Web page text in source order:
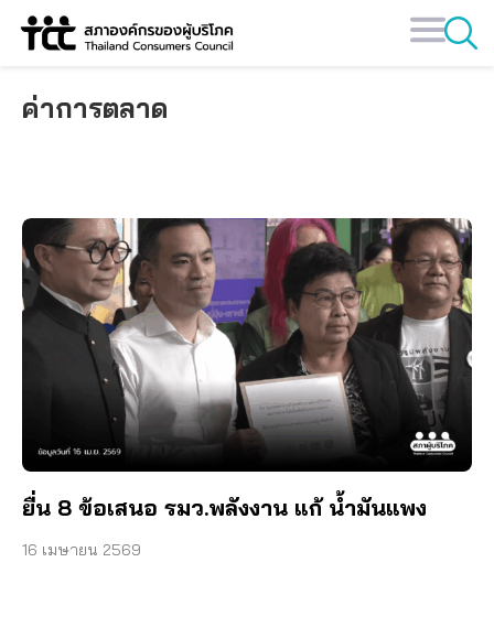
Skip
ค่าการตลาด
ยื่น 8 ข้อเสนอ รมว.พลังงาน แก้ น้ำมันแพง
16 เมษายน 2569